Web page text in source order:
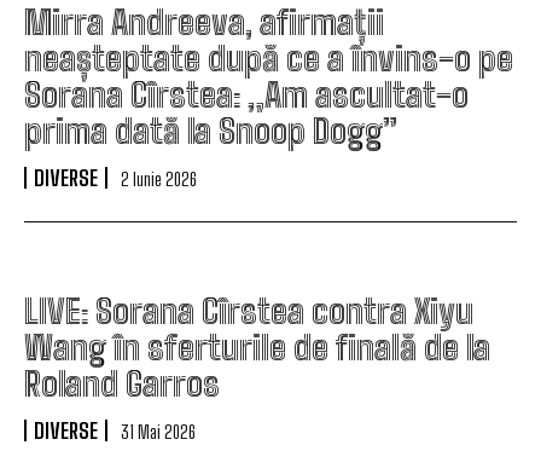
Mirra Andreeva, afirmații
neașteptate după ce a învins-o pe
Sorana Cîrstea: „Am ascultat-o
prima dată la Snoop Dogg”
DIVERSE 2 Iunie 2026
LIVE: Sorana Cîrstea contra Xiyu
Wang în sferturile de finală de la
Roland Garros
DIVERSE 31 Mai 2026